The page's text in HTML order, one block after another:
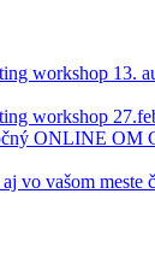
workshop 13.
workshop
ONLINE OM
vo vašom meste